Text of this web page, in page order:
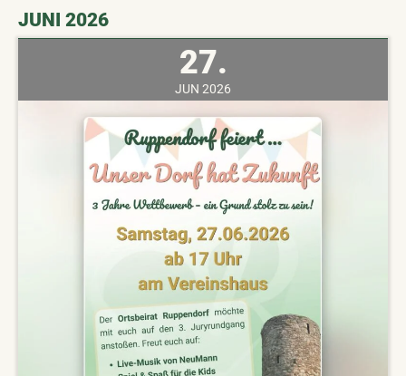
JUNI 2026
27.
JUN 2026